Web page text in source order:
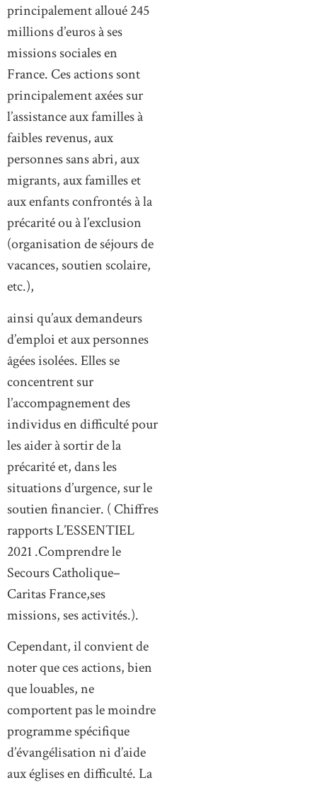
principalement alloué 245
millions d’euros à ses
missions sociales en
France. Ces actions sont
principalement axées sur
l’assistance aux familles à
faibles revenus, aux
personnes sans abri, aux
migrants, aux familles et
aux enfants confrontés à la
précarité ou à l’exclusion
(organisation de séjours de
vacances, soutien scolaire,
etc.),
ainsi qu’aux demandeurs
d’emploi et aux personnes
âgées isolées. Elles se
concentrent sur
l’accompagnement des
individus en difficulté pour
les aider à sortir de la
précarité et, dans les
situations d’urgence, sur le
soutien financier. ( Chiffres
rapports L’ESSENTIEL
2021 .Comprendre le
Secours Catholique–
Caritas France,ses
missions, ses activités.).
Cependant, il convient de
noter que ces actions, bien
que louables, ne
comportent pas le moindre
programme spécifique
d’évangélisation ni d’aide
aux églises en difficulté. La